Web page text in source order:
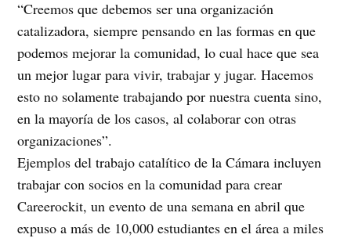
“Creemos que debemos ser una organización
catalizadora, siempre pensando en las formas en que
podemos mejorar la comunidad, lo cual hace que sea
un mejor lugar para vivir, trabajar y jugar. Hacemos
esto no solamente trabajando por nuestra cuenta sino,
en la mayoría de los casos, al colaborar con otras
organizaciones”.
Ejemplos del trabajo catalítico de la Cámara incluyen
trabajar con socios en la comunidad para crear
Careerockit, un evento de una semana en abril que
expuso a más de 10,000 estudiantes en el área a miles